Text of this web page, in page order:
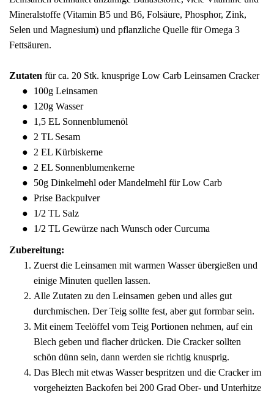
Fünfer Gooooodies
alle Geschenke ansehen
Mineralstoffe (Vitamin B5 und B6, Folsäure, Phosphor, Zink,
Selen und Magnesium) und pflanzliche Quelle für Omega 3
Fettsäuren.
Zutaten für ca. 20 Stk. knusprige Low Carb Leinsamen Cracker
100g Leinsamen
120g Wasser
1,5 EL Sonnenblumenöl
2 TL Sesam
2 EL Kürbiskerne
2 EL Sonnenblumenkerne
50g Dinkelmehl oder Mandelmehl für Low Carb
Prise Backpulver
1/2 TL Salz
1/2 TL Gewürze nach Wunsch oder Curcuma
Zubereitung:
Zuerst die Leinsamen mit warmen Wasser übergießen und
einige Minuten quellen lassen.
Alle Zutaten zu den Leinsamen geben und alles gut
durchmischen. Der Teig sollte fest, aber gut formbar sein.
Mit einem Teelöffel vom Teig Portionen nehmen, auf ein
Blech geben und flacher drücken. Die Cracker sollten
schön dünn sein, dann werden sie richtig knusprig.
Das Blech mit etwas Wasser bespritzen und die Cracker im
vorgeheizten Backofen bei 200 Grad Ober- und Unterhitze